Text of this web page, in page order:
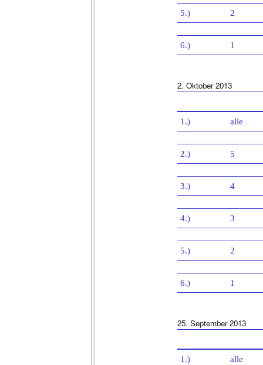
5.) 2
6.) 1
2. Oktober 2013
1.) alle
2.) 5
3.) 4
4.) 3
5.) 2
6.) 1
25. September 2013
1.) alle